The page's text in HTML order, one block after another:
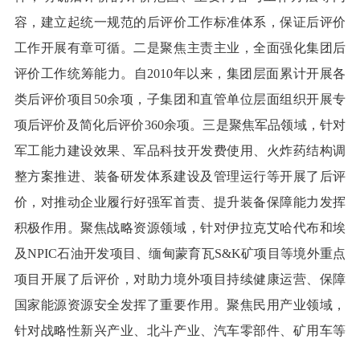
容，建立起统一规范的后评价工作标准体系，保证后评价
工作开展有章可循。二是聚焦主责主业，全面强化集团后
评价工作统筹能力。自2010年以来，集团层面累计开展各
类后评价项目50余项，子集团和直管单位层面组织开展专
项后评价及简化后评价360余项。三是聚焦军品领域，针对
军工能力建设效果、军品科技开发费使用、火炸药结构调
整方案推进、装备研发体系建设及管理运行等开展了后评
价，对推动企业履行好强军首责、提升装备保障能力发挥
积极作用。聚焦战略资源领域，针对伊拉克艾哈代布和埃
及NPIC石油开发项目、缅甸蒙育瓦S&K矿项目等境外重点
项目开展了后评价，对助力境外项目持续健康运营、保障
国家能源资源安全发挥了重要作用。聚焦民用产业领域，
针对战略性新兴产业、北斗产业、汽车零部件、矿用车等